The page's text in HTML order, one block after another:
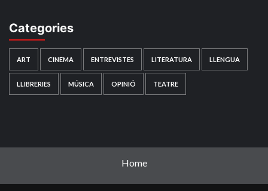
Categories
ART CINEMA ENTREVISTES LITERATURA LLENGUA
LLIBRERIES MÚSICA OPINIÓ TEATRE
Home